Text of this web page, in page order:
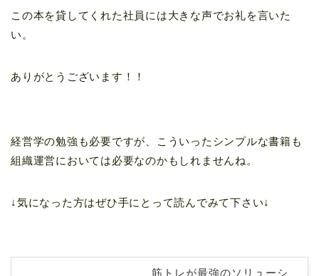
この本を貸してくれた社員には大きな声でお礼を言いた
い。
ありがとうございます！！
経営学の勉強も必要ですが、こういったシンプルな書籍も
組織運営においては必要なのかもしれませんね。
↓気になった方はぜひ手にとって読んでみて下さい↓
筋トレが最強のソリューシ